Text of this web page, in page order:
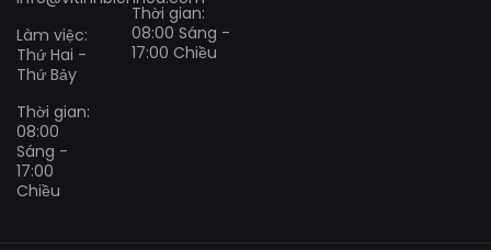
Làm việc:
Thứ Hai -
Thứ Bảy
Thời gian:
08:00
Sáng -
17:00
Chiều
Thời gian:
08:00 Sáng -
17:00 Chiều